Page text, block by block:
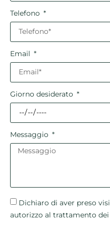
Telefono
Email
Giorno desiderato
Messaggio
Dichiaro di aver preso
autorizzo al trattamento